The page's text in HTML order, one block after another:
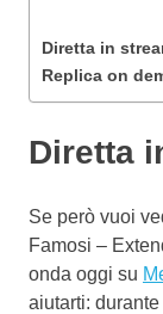
Diretta in
Replica on
Diretta
Se però vuoi
Famosi –
onda oggi su
aiutarti: